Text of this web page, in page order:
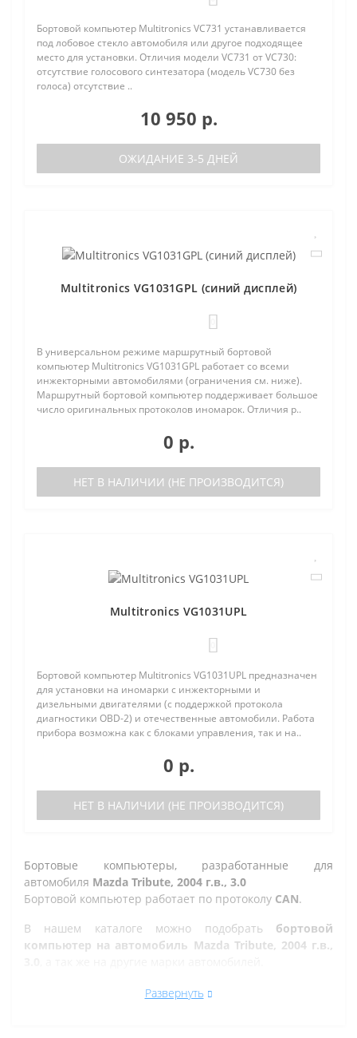
Бортовой компьютер Multitronics VC731 устанавливается
под лобовое стекло автомобиля или другое подходящее
место для установки. Отличия модели VC731 от VC730:
отсутствие голосового синтезатора (модель VC730 без
голоса) отсутствие ..
10 950 р.
ОЖИДАНИЕ 3-5 ДНЕЙ
Multitronics VG1031GPL (синий дисплей)
В универсальном режиме маршрутный бортовой
компьютер Multitronics VG1031GPL работает со всеми
инжекторными автомобилями (ограничения см. ниже).
Маршрутный бортовой компьютер поддерживает большое
число оригинальных протоколов иномарок. Отличия р..
0 р.
НЕТ В НАЛИЧИИ (НЕ ПРОИЗВОДИТСЯ)
Multitronics VG1031UPL
Бортовой компьютер Multitronics VG1031UPL предназначен
для установки на иномарки с инжекторными и
дизельными двигателями (с поддержкой протокола
диагностики OBD-2) и отечественные автомобили. Работа
прибора возможна как с блоками управления, так и на..
0 р.
НЕТ В НАЛИЧИИ (НЕ ПРОИЗВОДИТСЯ)
Бортовые компьютеры, разработанные для
автомобиля Mazda Tribute, 2004 г.в., 3.0
Бортовой компьютер работает по протоколу CAN.
В нашем каталоге можно подобрать бортовой
компьютер на автомобиль Mazda Tribute, 2004 г.в.,
Все рано или поздно в Златоусте сталкиваются с
Развернуть